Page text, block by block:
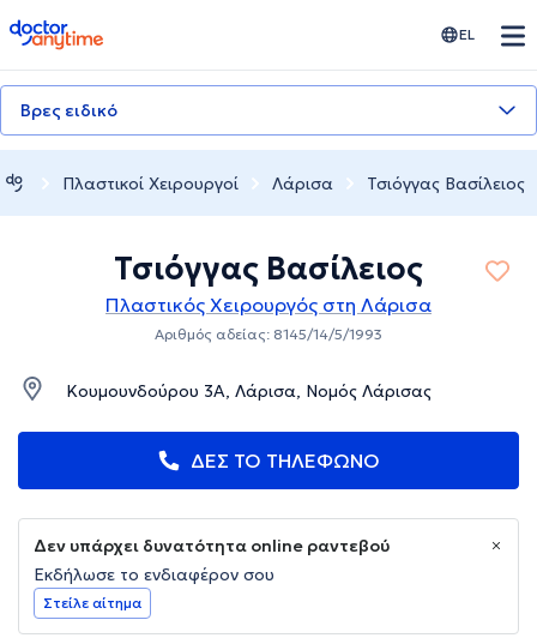
doctoranytime EL
Βρες ειδικό
Πλαστικοί Χειρουργοί Λάρισα Τσιόγγας Βασίλειος
Τσιόγγας Βασίλειος
Πλαστικός Χειρουργός στη Λάρισα
Αριθμός αδείας: 8145/14/5/1993
Κουμουνδούρου 3Α, Λάρισα, Νομός Λάρισας
ΔΕΣ ΤΟ ΤΗΛΕΦΩΝΟ
Δεν υπάρχει δυνατότητα online ραντεβού
Εκδήλωσε το ενδιαφέρον σου
Στείλε αίτημα